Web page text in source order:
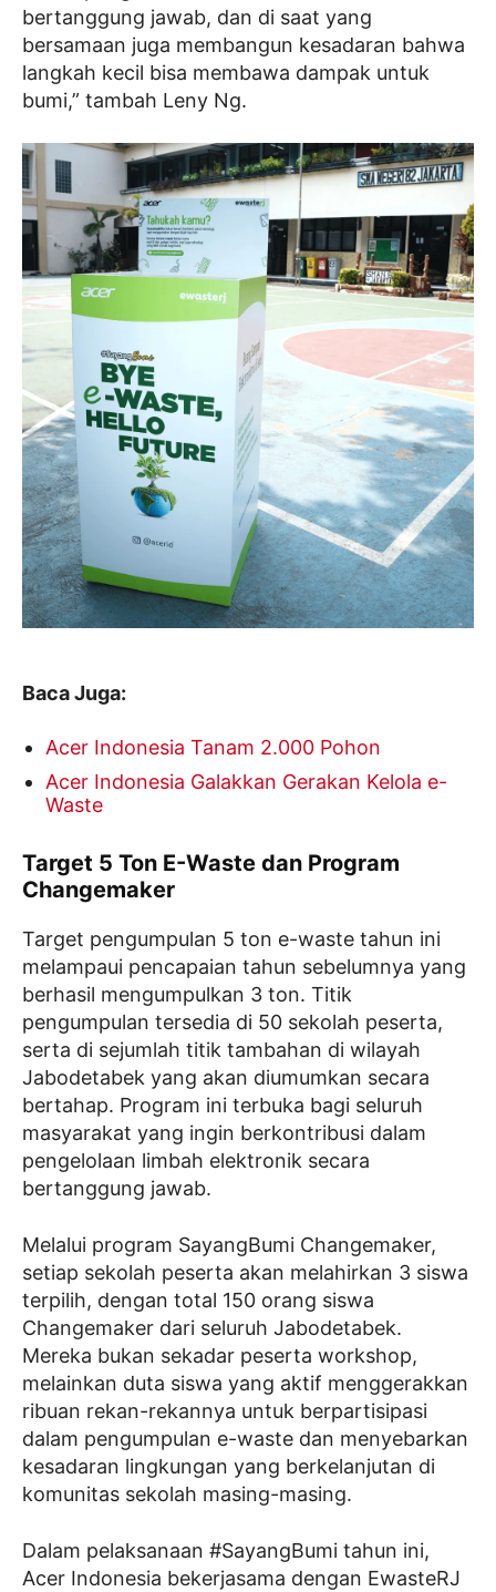
bertanggung jawab, dan di saat yang
bersamaan juga membangun kesadaran bahwa
langkah kecil bisa membawa dampak untuk
bumi,” tambah Leny Ng.
Baca Juga:
Acer Indonesia Tanam 2.000 Pohon
Acer Indonesia Galakkan Gerakan Kelola e-
Waste
Target 5 Ton E-Waste dan Program
Changemaker
Target pengumpulan 5 ton e-waste tahun ini
melampaui pencapaian tahun sebelumnya yang
berhasil mengumpulkan 3 ton. Titik
pengumpulan tersedia di 50 sekolah peserta,
serta di sejumlah titik tambahan di wilayah
Jabodetabek yang akan diumumkan secara
bertahap. Program ini terbuka bagi seluruh
masyarakat yang ingin berkontribusi dalam
pengelolaan limbah elektronik secara
bertanggung jawab.
Melalui program SayangBumi Changemaker,
setiap sekolah peserta akan melahirkan 3 siswa
terpilih, dengan total 150 orang siswa
Changemaker dari seluruh Jabodetabek.
Mereka bukan sekadar peserta workshop,
melainkan duta siswa yang aktif menggerakkan
ribuan rekan-rekannya untuk berpartisipasi
dalam pengumpulan e-waste dan menyebarkan
kesadaran lingkungan yang berkelanjutan di
komunitas sekolah masing-masing.
Dalam pelaksanaan #SayangBumi tahun ini,
Acer Indonesia bekerjasama dengan EwasteRJ